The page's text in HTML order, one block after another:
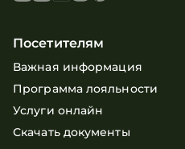
Посетителям
Важная информация
Программа лояльности
Услуги онлайн
Скачать документы